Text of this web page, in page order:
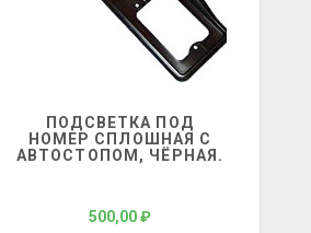
ПОДСВЕТКА ПОД
НОМЕР СПЛОШНАЯ С
АВТОСТОПОМ, ЧЁРНАЯ.
500,00 ₽